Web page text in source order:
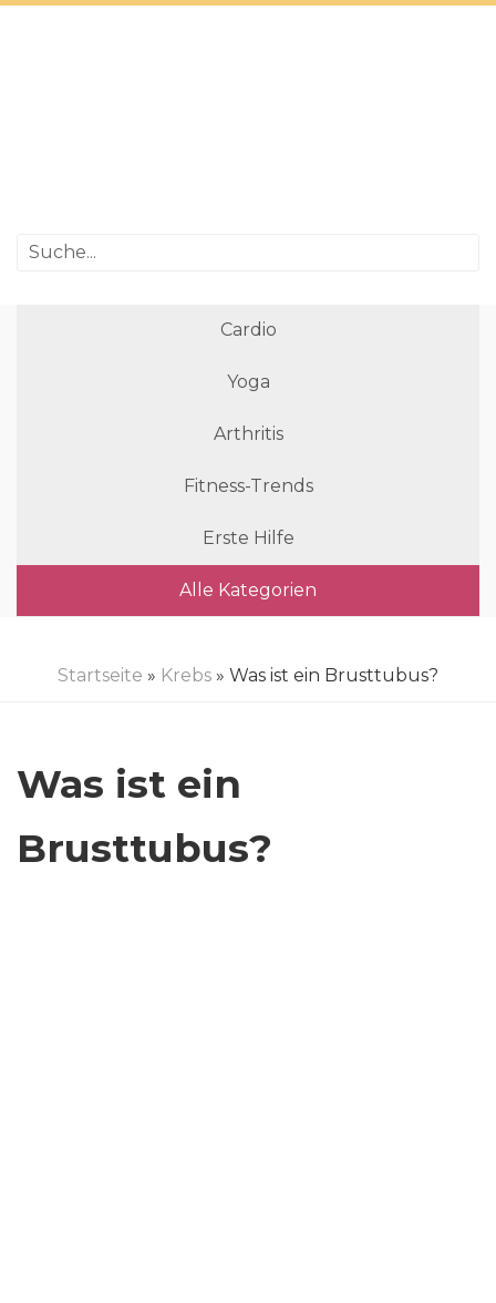
Cardio
Yoga
Arthritis
Fitness-Trends
Erste Hilfe
Alle Kategorien
Startseite » Krebs » Was ist ein Brusttubus?
Was ist ein
Brusttubus?